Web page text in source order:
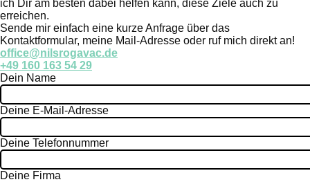
ich Dir am besten dabei helfen kann, diese Ziele auch zu
erreichen.
Sende mir einfach eine kurze Anfrage über das
Kontaktformular, meine Mail-Adresse oder ruf mich direkt an!
office@nilsrogavac.de
+49 160 163 54 29
Dein Name
Deine E-Mail-Adresse
Deine Telefonnummer
Deine Firma